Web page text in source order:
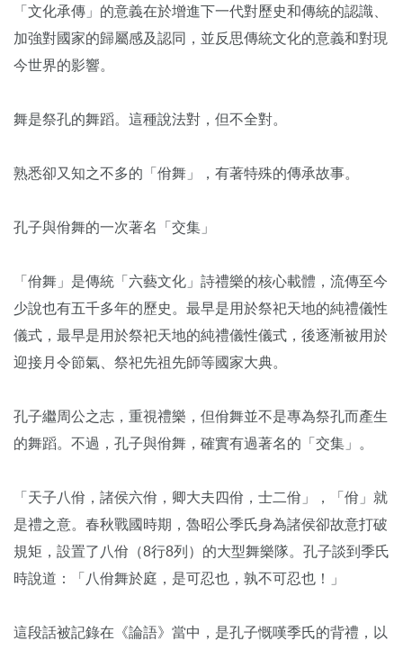
「文化承傳」的意義在於增進下一代對歷史和傳統的認識、
加強對國家的歸屬感及認同，並反思傳統文化的意義和對現
今世界的影響。
舞是祭孔的舞蹈。這種說法對，但不全對。
熟悉卻又知之不多的「佾舞」，有著特殊的傳承故事。
孔子與佾舞的一次著名「交集」
「佾舞」是傳統「六藝文化」詩禮樂的核心載體，流傳至今
少說也有五千多年的歷史。最早是用於祭祀天地的純禮儀性
儀式，最早是用於祭祀天地的純禮儀性儀式，後逐漸被用於
迎接月令節氣、祭祀先祖先師等國家大典。
孔子繼周公之志，重視禮樂，但佾舞並不是專為祭孔而產生
的舞蹈。不過，孔子與佾舞，確實有過著名的「交集」。
「天子八佾，諸侯六佾，卿大夫四佾，士二佾」，「佾」就
是禮之意。春秋戰國時期，魯昭公季氏身為諸侯卻故意打破
規矩，設置了八佾（8行8列）的大型舞樂隊。孔子談到季氏
時說道：「八佾舞於庭，是可忍也，孰不可忍也！」
這段話被記錄在《論語》當中，是孔子慨嘆季氏的背禮，以